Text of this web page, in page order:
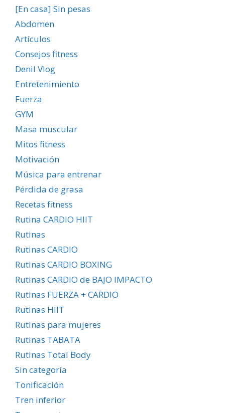
[En casa] Sin pesas
Abdomen
Artículos
Consejos fitness
Denil Vlog
Entretenimiento
Fuerza
GYM
Masa muscular
Mitos fitness
Motivación
Música para entrenar
Pérdida de grasa
Recetas fitness
Rutina CARDIO HIIT
Rutinas
Rutinas CARDIO
Rutinas CARDIO BOXING
Rutinas CARDIO de BAJO IMPACTO
Rutinas FUERZA + CARDIO
Rutinas HIIT
Rutinas para mujeres
Rutinas TABATA
Rutinas Total Body
Sin categoría
Tonificación
Tren inferior